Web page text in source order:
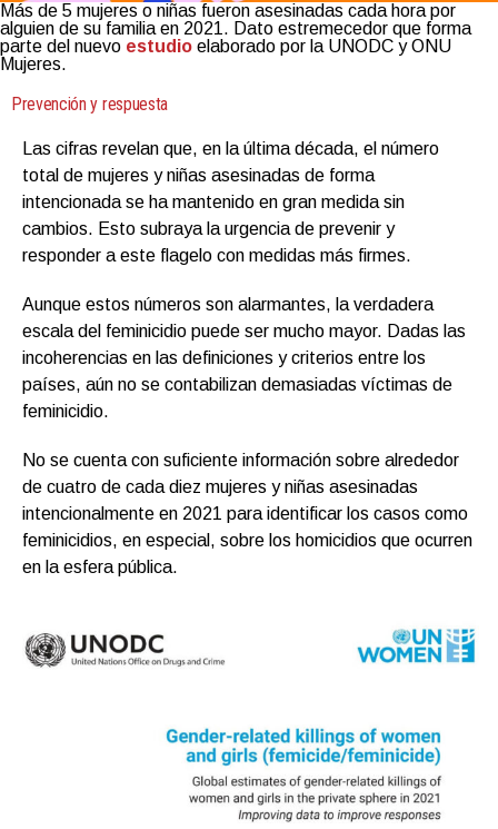
Más de 5 mujeres o niñas fueron asesinadas cada hora por
alguien de su familia en 2021. Dato estremecedor que forma
parte del nuevo estudio elaborado por la UNODC y ONU
Mujeres.
Prevención y respuesta
Las cifras revelan que, en la última década, el número
total de mujeres y niñas asesinadas de forma
intencionada se ha mantenido en gran medida sin
cambios. Esto subraya la urgencia de prevenir y
responder a este flagelo con medidas más firmes.
Aunque estos números son alarmantes, la verdadera
escala del feminicidio puede ser mucho mayor. Dadas las
incoherencias en las definiciones y criterios entre los
países, aún no se contabilizan demasiadas víctimas de
feminicidio.
No se cuenta con suficiente información sobre alrededor
de cuatro de cada diez mujeres y niñas asesinadas
intencionalmente en 2021 para identificar los casos como
feminicidios, en especial, sobre los homicidios que ocurren
en la esfera pública.